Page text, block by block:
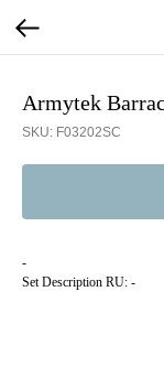
Armytek
SKU: F03202SC
-
Set Description RU: -